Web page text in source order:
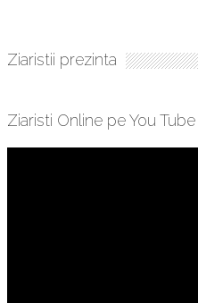
Ziaristii prezinta
Ziaristi Online pe You Tube